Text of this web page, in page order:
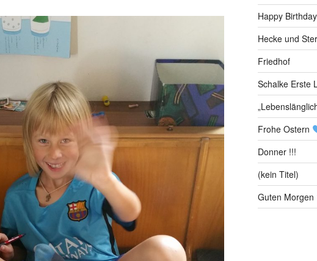
Happy
Hecke und
Friedhof
Schalke Erste
Frohe Ostern
Donner !!!
(kein Titel)
Guten Morgen